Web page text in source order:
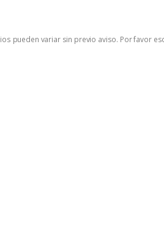
pueden variar sin previo aviso. Por favor